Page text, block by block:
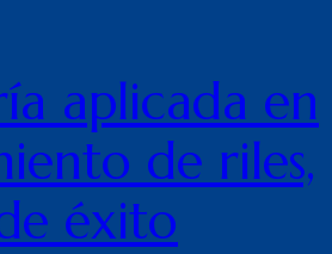
aplicada en
de riles,
éxito